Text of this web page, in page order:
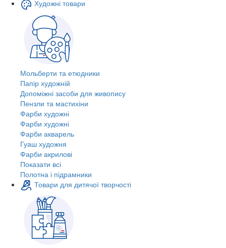
Художні товари
Мольберти та етюдники
Папір художній
Допоміжні засоби для живопису
Пензли та мастихіни
Фарби художні
Фарби художні
Фарби акварель
Гуаш художня
Фарби акрилові
Показати всі
Полотна і підрамники
Товари для дитячої творчості